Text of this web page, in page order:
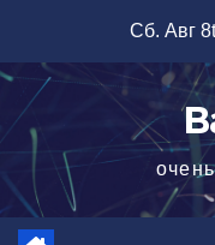
содержимому
Сб. Авг